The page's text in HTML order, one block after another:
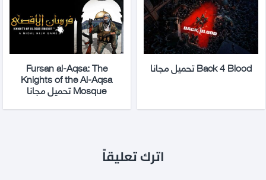
Back 4 Blood تحميل مجانا Fursan al-Aqsa: The
Knights of the Al-Aqsa
Mosque تحميل مجانا
اترك تعليقاً